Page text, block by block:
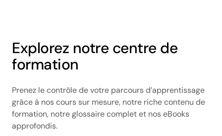
Explorez notre centre de
formation
Prenez le contrôle de votre parcours d’apprentissage
grâce à nos cours sur mesure, notre riche contenu de
formation, notre glossaire complet et nos eBooks
approfondis.